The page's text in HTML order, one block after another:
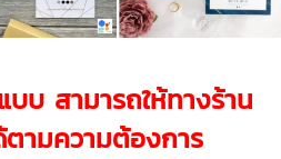
บบ สามารถให้ทางร้าน
ตามความต้องการ